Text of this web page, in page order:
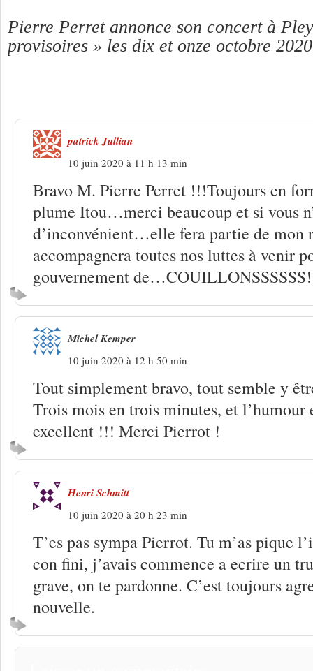
Pierre Perret annonce son concert à
provisoires » les dix et onze octobre
patrick Jullian
10 juin 2020 à 11 h 13 min
Bravo M. Pierre Perret !!!Toujours en
plume Itou…merci beaucoup et si vous
d’inconvénient…elle fera partie de mon
accompagnera toutes nos luttes à venir
gouvernement
Michel Kemper
10 juin 2020 à 12 h 50 min
Tout simplement bravo, tout semble y
Trois mois en trois minutes, et l’humour
excellent !!! Merci Pierrot !
Henri Schmitt
10 juin 2020 à 20 h 23 min
T’es pas sympa Pierrot. Tu m’as pique
con fini, j’avais commence a ecrire un
grave, on te pardonne. C’est toujours
nouvelle.